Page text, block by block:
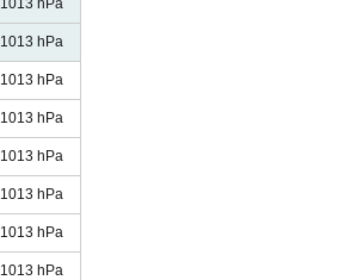
1013 hPa
1013 hPa
1013 hPa
1013 hPa
1013 hPa
1013 hPa
1013 hPa
1013 hPa